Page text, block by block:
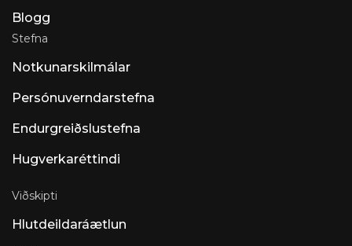
Blogg
Stefna
Notkunarskilmálar
Persónuverndarstefna
Endurgreiðslustefna
Hugverkaréttindi
Viðskipti
Hlutdeildaráætlun